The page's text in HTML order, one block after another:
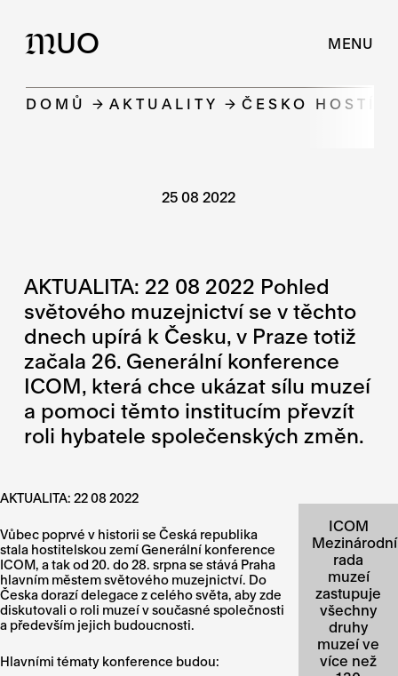
MUO MENU
DOMŮ AKTUALITY ČESKO HOSTÍ
25 08 2022
AKTUALITA: 22 08 2022 Pohled
světového muzejnictví se v těchto
dnech upírá k Česku, v Praze totiž
začala 26. Generální konference
ICOM, která chce ukázat sílu muzeí
a pomoci těmto institucím převzít
roli hybatele společenských změn.
ICOM
Mezinárodní
rada
muzeí
zastupuje
všechny
druhy
muzeí ve
více než
AKTUALITA: 22 08 2022
Vůbec poprvé v historii se Česká republika
stala hostitelskou zemí Generální konference
ICOM, a tak od 20. do 28. srpna se stává Praha
hlavním městem světového muzejnictví. Do
Česka dorazí delegace z celého světa, aby zde
diskutovali o roli muzeí v současné společnosti
a především jejich budoucnosti.
Hlavními tématy konference budou: